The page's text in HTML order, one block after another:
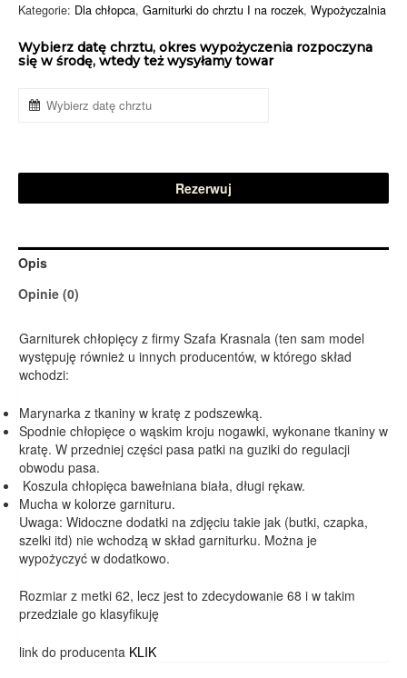
Wybierz datę chrztu, okres wypożyczenia rozpoczyna
się w środę, wtedy też wysyłamy towar
Rezerwuj
Kategorie: Dla chłopca, Garniturki do chrztu I na roczek, Wypożyczalnia
Opis
Opinie (0)
Garniturek chłopięcy z firmy Szafa Krasnala (ten sam model
występuję również u innych producentów, w którego skład
wchodzi:
Marynarka z tkaniny w kratę z podszewką.
Spodnie chłopięce o wąskim kroju nogawki, wykonane tkaniny w
kratę. W przedniej części pasa patki na guziki do regulacji
obwodu pasa.
Koszula chłopięca bawełniana biała, długi rękaw.
Mucha w kolorze garnituru.
Uwaga: Widoczne dodatki na zdjęciu takie jak (butki, czapka,
szelki itd) nie wchodzą w skład garniturku. Można je
wypożyczyć w dodatkowo.
Rozmiar z metki 62, lecz jest to zdecydowanie 68 i w takim
przedziale go klasyfikuję
link do producenta KLIK